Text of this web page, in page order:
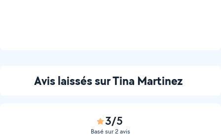
Avis laissés sur Tina Martinez
3/5
Basé sur 2 avis